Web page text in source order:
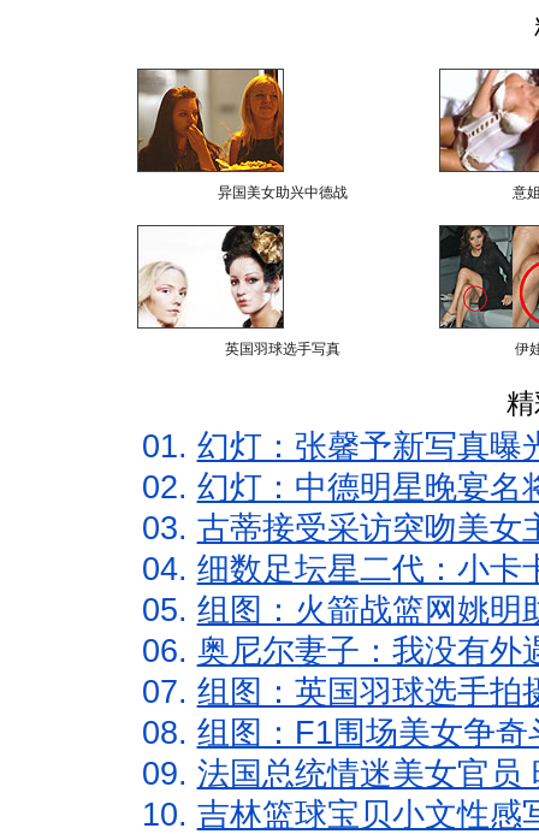
异国美女助兴中德战 意
英国羽球选手写真 伊
01. 幻灯：张馨予新写真曝
02. 幻灯：中德明星晚宴名
03. 古蒂接受采访突吻美女
04. 细数足坛星二代：小卡
05. 组图：火箭战篮网姚明
06. 奥尼尔妻子：我没有外
07. 组图：英国羽球选手拍
08. 组图：F1围场美女争
09. 法国总统情迷美女官员
10. 吉林篮球宝贝小文性感